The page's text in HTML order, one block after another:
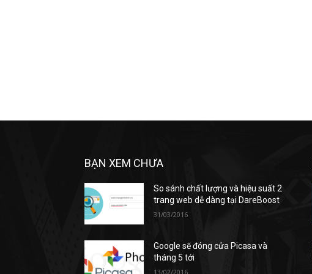
BẠN XEM CHƯA
So sánh chất lượng và hiệu suất 2
trang web dễ dàng tại DareBoost
31/03/2016
Google sẽ đóng cửa Picasa và
tháng 5 tới
13/02/2016